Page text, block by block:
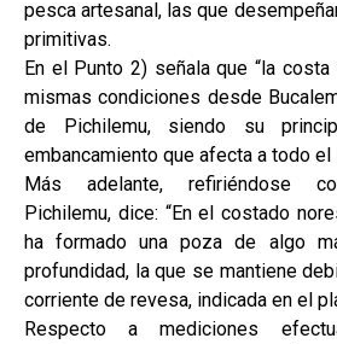
pesca artesanal, las que
primitivas.
En el Punto 2) señala que “la
mismas condiciones desde
de Pichilemu, siendo su
embancamiento que afecta a todo el
Más adelante, refiriéndose
Pichilemu, dice: “En el costado
ha formado una poza de algo
profundidad, la que se mantiene
corriente de revesa, indicada en el
Respecto a mediciones